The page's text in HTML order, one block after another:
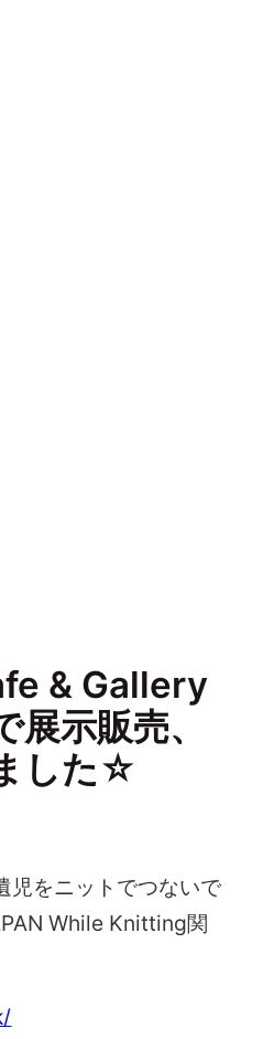
& Gallery
展示販売、
した☆
児をニットでつないで
While Knitting関